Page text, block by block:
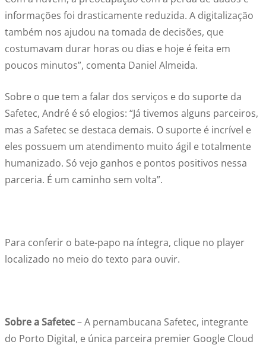
informações foi drasticamente reduzida. A digitalização
também nos ajudou na tomada de decisões, que
costumavam durar horas ou dias e hoje é feita em
poucos minutos”, comenta Daniel Almeida.
Sobre o que tem a falar dos serviços e do suporte da
Safetec, André é só elogios: “Já tivemos alguns parceiros,
mas a Safetec se destaca demais. O suporte é incrível e
eles possuem um atendimento muito ágil e totalmente
humanizado. Só vejo ganhos e pontos positivos nessa
parceria. É um caminho sem volta”.
Para conferir o bate-papo na íntegra, clique no player
localizado no meio do texto para ouvir.
Sobre a Safetec– A pernambucana Safetec, integrante
do Porto Digital, e única parceira premier Google Cloud